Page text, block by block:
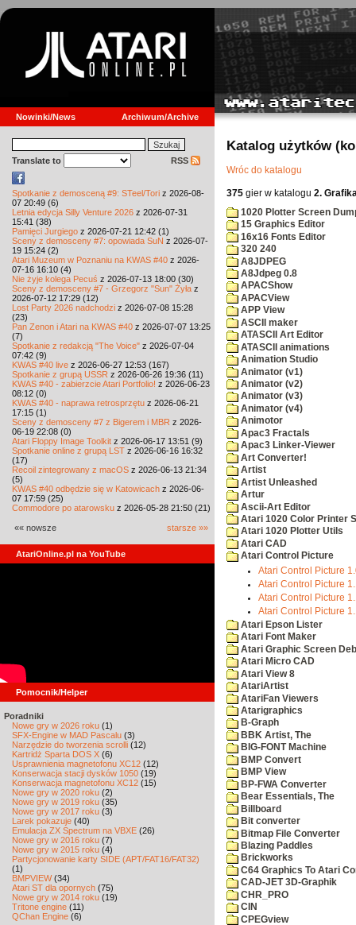
Nowinki/News Archiwum/Archive
Translate to RSS
Spotkanie z demosceną #9: STeel/Tori z 2026-08-
07 20:49 (6)
Letnia edycja Silly Venture 2026 z 2026-07-31
15:41 (38)
Pamięci Jurgiego z 2026-07-21 12:42 (1)
Sceny z demosceny #7: opowiada SuN z 2026-07-
19 15:24 (2)
Atari Muzeum w Poznaniu na KWAS #40 z 2026-
07-16 16:10 (4)
Nie żyje kolega Pecuś z 2026-07-13 18:00 (30)
Sceny z demosceny #7 - Grzegorz "Sun" Żyła z
2026-07-12 17:29 (12)
Lost Party 2026 nadchodzi z 2026-07-08 15:28
(23)
Pan Zenon i Atari na KWAS #40 z 2026-07-07 13:25
(7)
Spotkanie z redakcją "The Voice" z 2026-07-04
07:42 (9)
KWAS #40 live z 2026-06-27 12:53 (167)
Spotkanie z grupą USSR z 2026-06-26 19:36 (11)
KWAS #40 - zabierzcie Atari Portfolio! z 2026-06-23
08:12 (0)
KWAS #40 - naprawa retrosprzętu z 2026-06-21
17:15 (1)
Sceny z demosceny #7 z Bigerem i MBR z 2026-
06-19 22:08 (0)
Atari Floppy Image Toolkit z 2026-06-17 13:51 (9)
Spotkanie online z grupą LST z 2026-06-16 16:32
(17)
Recoil zintegrowany z macOS z 2026-06-13 21:34
(5)
KWAS #40 odbędzie się w Katowicach z 2026-06-
07 17:59 (25)
Commodore po atarowsku z 2026-05-28 21:50 (21)
«« nowsze starsze »»
AtariOnline.pl na YouTube
Pomocnik/Helper
Poradniki
Nowe gry w 2026 roku (1)
SFX-Engine w MAD Pascalu (3)
Narzędzie do tworzenia scrolli (12)
Kartridż Sparta DOS X (6)
Usprawnienia magnetofonu XC12 (12)
Konserwacja stacji dysków 1050 (19)
Konserwacja magnetofonu XC12 (15)
Nowe gry w 2020 roku (2)
Nowe gry w 2019 roku (35)
Nowe gry w 2017 roku (3)
Larek pokazuje (40)
Emulacja ZX Spectrum na VBXE (26)
Nowe gry w 2016 roku (7)
Nowe gry w 2015 roku (4)
Partycjonowanie karty SIDE (APT/FAT16/FAT32)
(1)
BMPVIEW(34)
Atari ST dla opornych (75)
Nowe gry w 2014 roku (19)
Tritone engine (11)
QChan Engine (6)
Katalog użytków
Wróc do katalogu
375 gier w katalogu 2.
1020 Plotter Screen
15 Graphics Editor
16x16 Fonts Editor
320 240
A8JDPEG
A8Jdpeg 0.8
APACShow
APACView
APP View
ASCII maker
ATASCII Art Editor
ATASCII animations
Animation Studio
Animator (v1)
Animator (v2)
Animator (v3)
Animator (v4)
Animotor
Apac3 Fractals
Apac3 Linker-Viewer
Art Converter!
Artist
Artist Unleashed
Artur
Ascii-Art Editor
Atari 1020 Color Printer
Atari 1020 Plotter Utils
Atari CAD
Atari Control Picture
Atari Control Picture
Atari Control Picture
Atari Control Picture
Atari Control Picture
Atari Epson Lister
Atari Font Maker
Atari Graphic Screen
Atari Micro CAD
Atari View 8
AtariArtist
AtariFan Viewers
Atarigraphics
B-Graph
BBK Artist, The
BIG-FONT Machine
BMP Convert
BMP View
BP-FWA Converter
Bear Essentials, The
Billboard
Bit converter
Bitmap File Converter
Blazing Paddles
Brickworks
C64 Graphics To Atari
CAD-JET 3D-Graphik
CHR_PRO
CIN
CPEGview